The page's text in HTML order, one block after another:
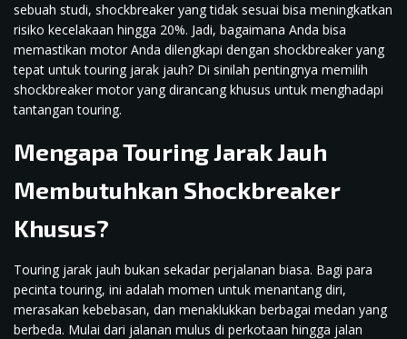
sebuah studi, shockbreaker yang tidak sesuai bisa meningkatkan
risiko kecelakaan hingga 20%. Jadi, bagaimana Anda bisa
memastikan motor Anda dilengkapi dengan shockbreaker yang
tepat untuk touring jarak jauh? Di sinilah pentingnya memilih
shockbreaker motor yang dirancang khusus untuk menghadapi
tantangan touring.
Mengapa Touring Jarak Jauh
Membutuhkan Shockbreaker
Khusus?
Touring jarak jauh bukan sekadar perjalanan biasa. Bagi para
pecinta touring, ini adalah momen untuk menantang diri,
merasakan kebebasan, dan menaklukkan berbagai medan yang
berbeda. Mulai dari jalanan mulus di perkotaan hingga jalan